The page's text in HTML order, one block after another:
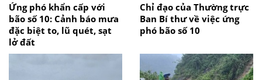
Ứng phó khẩn cấp với
bão số 10: Cảnh báo mưa
đặc biệt to, lũ quét, sạt
lở đất
Chỉ đạo của Thường trực
Ban Bí thư về việc ứng
phó bão số 10